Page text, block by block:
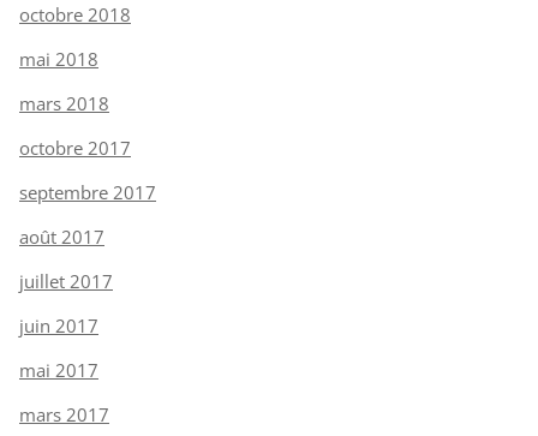
octobre 2018
mai 2018
mars 2018
octobre 2017
septembre 2017
août 2017
juillet 2017
juin 2017
mai 2017
mars 2017